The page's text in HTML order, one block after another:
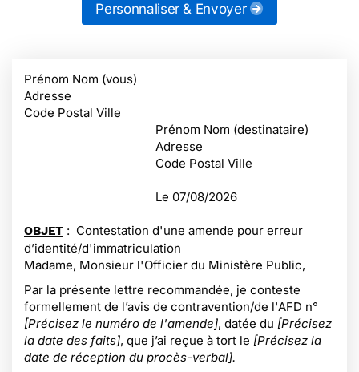
Personnaliser & Envoyer
Prénom Nom (vous)
Adresse
Code Postal Ville
Prénom Nom (destinataire)
Adresse
Code Postal Ville
Le 07/08/2026
OBJET : Contestation d'une amende pour erreur
d’identité/d'immatriculation
Madame, Monsieur l'Officier du Ministère Public,
Par la présente lettre recommandée, je conteste
formellement de l’avis de contravention/de l'AFD n°
[Précisez le numéro de l'amende], datée du [Précisez
la date des faits], que j’ai reçue à tort le [Précisez la
date de réception du procès-verbal].